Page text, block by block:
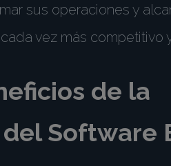
sus operaciones y
vez más competitivo
de la
Software